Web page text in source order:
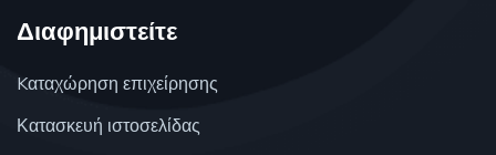
Διαφημιστείτε
Kαταχώρηση επιχείρησης
Κατασκευή ιστοσελίδας